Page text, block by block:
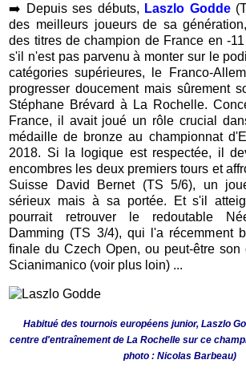
➡️ Depuis ses débuts, Laszlo Godde
des meilleurs joueurs de sa
des titres de champion de France en -
s'il n'est pas parvenu à monter sur le
catégories supérieures, le Franco-
progresser doucement mais sûrement
Stéphane Brévard à La Rochelle.
France, il avait joué un rôle crucial
médaille de bronze au championnat
2018. Si la logique est respectée, il
encombres les deux premiers tours et
Suisse David Bernet (TS 5/6), un
sérieux mais à sa portée. Et s'il
pourrait retrouver le redoutable
Damming (TS 3/4), qui l'a récemment
finale du Czech Open, ou peut-être son
Scianimanico (voir plus loin) ...
Habitué des tournois européens junior, Laszlo
centre d'entraînement de La Rochelle sur ce
photo : Nicolas Barbeau)